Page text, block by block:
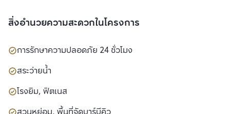
สิ่งอำนวยความสะดวกในโครงการ
การรักษาความปลอดภัย 24 ชั่วโมง
สระว่ายน้ำ
โรงยิม, ฟิตเนส